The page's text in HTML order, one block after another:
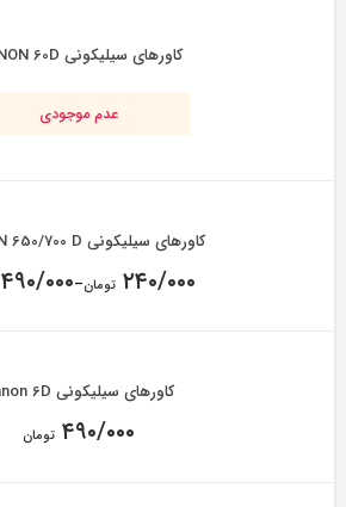
کاورهای سیلیکونی CANON 60D
عدم موجودی
کاورهای سیلیکونی CANON 650/700 D
۲۴۰/۰۰۰ تومان–۴۹۰/۰۰۰
کاورهای سیلیکونی canon 6D
۴۹۰/۰۰۰ تومان